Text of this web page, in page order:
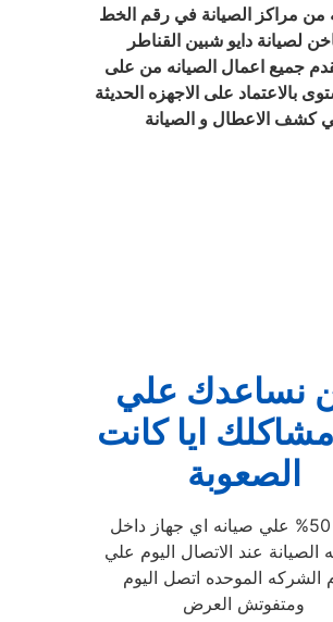
مراكز الصيانة في رقم الخط
لصيانة دايو شبين القناطر
جميع اعمال الصيانه من على
بالاعتماد على الاجهزه الحديثة
كشف الاعطال و الصيانة
نساعدك علي
ايا كانت
الصعوبة
عرض 50% علي صيانه اي جهاز داخل
عند الاتصال اليوم علي
الشركه الموحده اتصل اليوم
ومتفوتش العرض